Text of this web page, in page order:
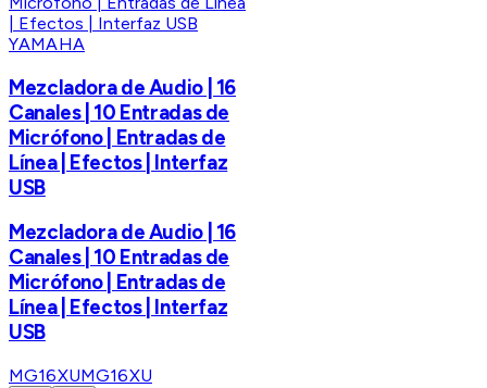
YAMAHA
Mezcladora de Audio | 16
Canales | 10 Entradas de
Micrófono | Entradas de
Línea | Efectos | Interfaz
USB
Mezcladora de Audio | 16
Canales | 10 Entradas de
Micrófono | Entradas de
Línea | Efectos | Interfaz
USB
MG16XUMG16XU